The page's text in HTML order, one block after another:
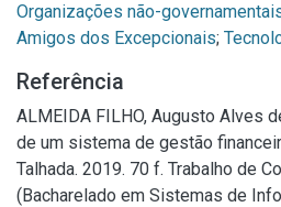
Organizações não-
Amigos dos Excepcionais;
Referência
ALMEIDA FILHO, Augusto Alves
de um sistema de gestão
Talhada. 2019. 70 f. Trabalho de
(Bacharelado em Sistemas de